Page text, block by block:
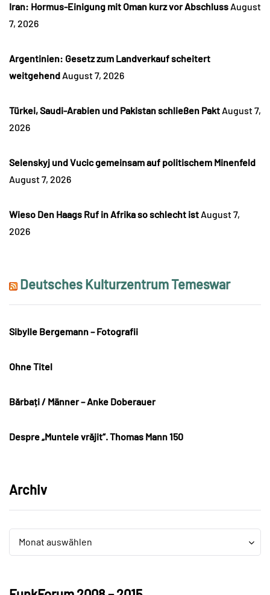
Iran: Hormus-Einigung mit Oman kurz vor Abschluss August
7, 2026
Argentinien: Gesetz zum Landverkauf scheitert
weitgehend August 7, 2026
Türkei, Saudi-Arabien und Pakistan schließen Pakt August 7,
2026
Selenskyj und Vucic gemeinsam auf politischem Minenfeld
August 7, 2026
Wieso Den Haags Ruf in Afrika so schlecht ist August 7,
2026
Deutsches Kulturzentrum Temeswar
Sibylle Bergemann – Fotografii
Ohne Titel
Bărbați / Männer – Anke Doberauer
Despre „Muntele vrăjit“. Thomas Mann 150
Archiv
Archiv
Monat auswählen
Archiv